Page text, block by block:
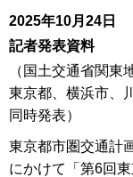
2025年10月24日
記者発表資料
（国土交通省関東
東京都、横浜市、
同時発表）
東京都市圏交通計
にかけて「第6回